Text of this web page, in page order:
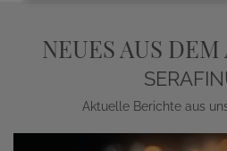
NEUES AUS
Aktuelle Berichte aus